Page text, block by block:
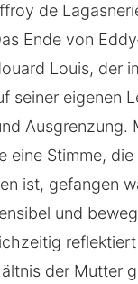
de
Ende von
Louis, der
seiner eigenen
Ausgrenzung.
eine Stimme, die
ist, gefangen
und
der Mutter